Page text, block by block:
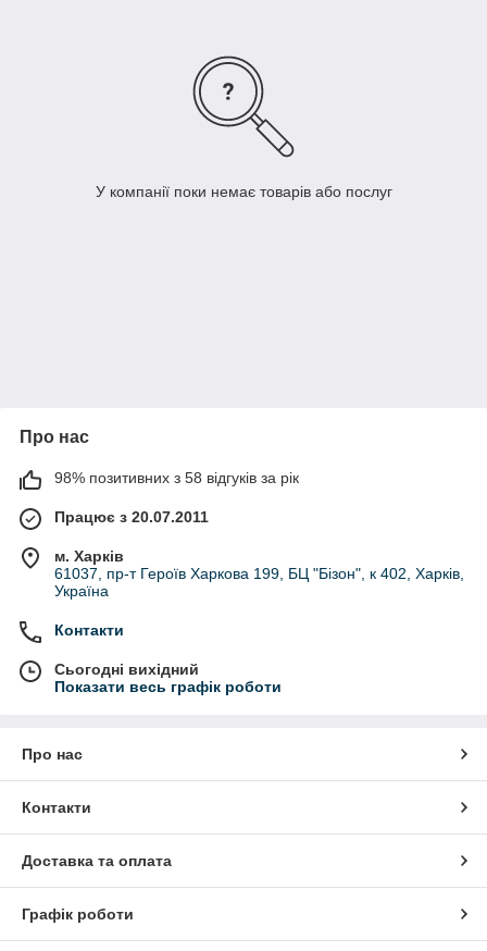
У компанії поки немає товарів або послуг
Про нас
98% позитивних з 58 відгуків за рік
Працює з 20.07.2011
м. Харків
61037, пр-т Героїв Харкова 199, БЦ "Бізон", к 402, Харків,
Україна
Контакти
Сьогодні вихідний
Показати весь графік роботи
Про нас
Контакти
Доставка та оплата
Графік роботи